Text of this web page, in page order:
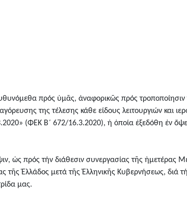
πρός ὑμᾶς, ἀναφορικῶς πρός
της τέλεσης κάθε είδους λειτουργιών και
(ΦΕΚ Β΄ 672/16.3.2020), ἡ ὁποία ἐξεδόθη ἐν
ὡς πρός τήν διάθεσιν συνεργασίας τῆς ἡμετέρας
τῆς Ἑλλάδος μετά τῆς Ἑλληνικῆς Κυβερνήσεως, διά
μας.